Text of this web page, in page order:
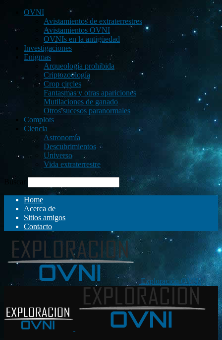
OVNI
Avistamientos de extraterrestres
Avistamientos OVNI
OVNIs en la antigüedad
Investigaciones
Enigmas
Arqueología prohibida
Criptozoología
Crop circles
Fantasmas y otras apariciones
Mutilaciones de ganado
Otros sucesos paranormales
Complots
Ciencia
Astronomía
Descubrimientos
Universo
Vida extraterrestre
Buscar
Home
Acerca de
Sitios amigos
Contacto
Exploración OVNI